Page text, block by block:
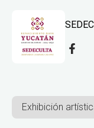
Exhibición